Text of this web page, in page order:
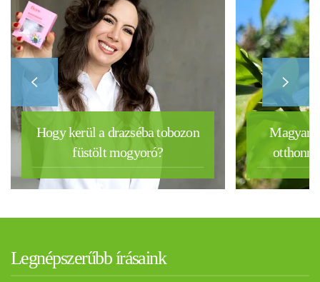
Hogy kerül a drazséba tobozon
füstölt mogyoró?
Magyar
Legnépszerűbb írásaink